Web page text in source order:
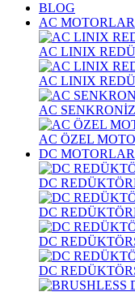
BLOG
AC MOTORLAR
AC LINIX
AC LINIX
AC
AC ÖZEL
DC MOTORLAR
DC
DC
DC
DC